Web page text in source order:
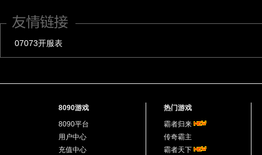
07073开服表
8090游戏
8090平台
用户中心
充值中心
热门游戏
霸者归来
传奇霸主
霸者天下